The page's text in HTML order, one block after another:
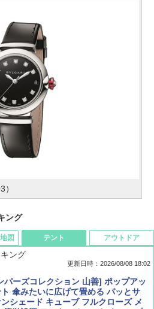
ング
ビ-パル) 2026年 9 月号【特別付録:
ミニマル"旅"財布 ランダム2種】
図
球の歩き方 チェンマイ タイ北部の魅
2026～2027 地球の歩き方D アジア
テント
ング
更新日時：2026/08/08 18:02
パーズコレクション 山善] ポップアッ
傘みたいに広げて畳める パッとサ
ンシェード キューブ フルクローズ メ
アウトドア